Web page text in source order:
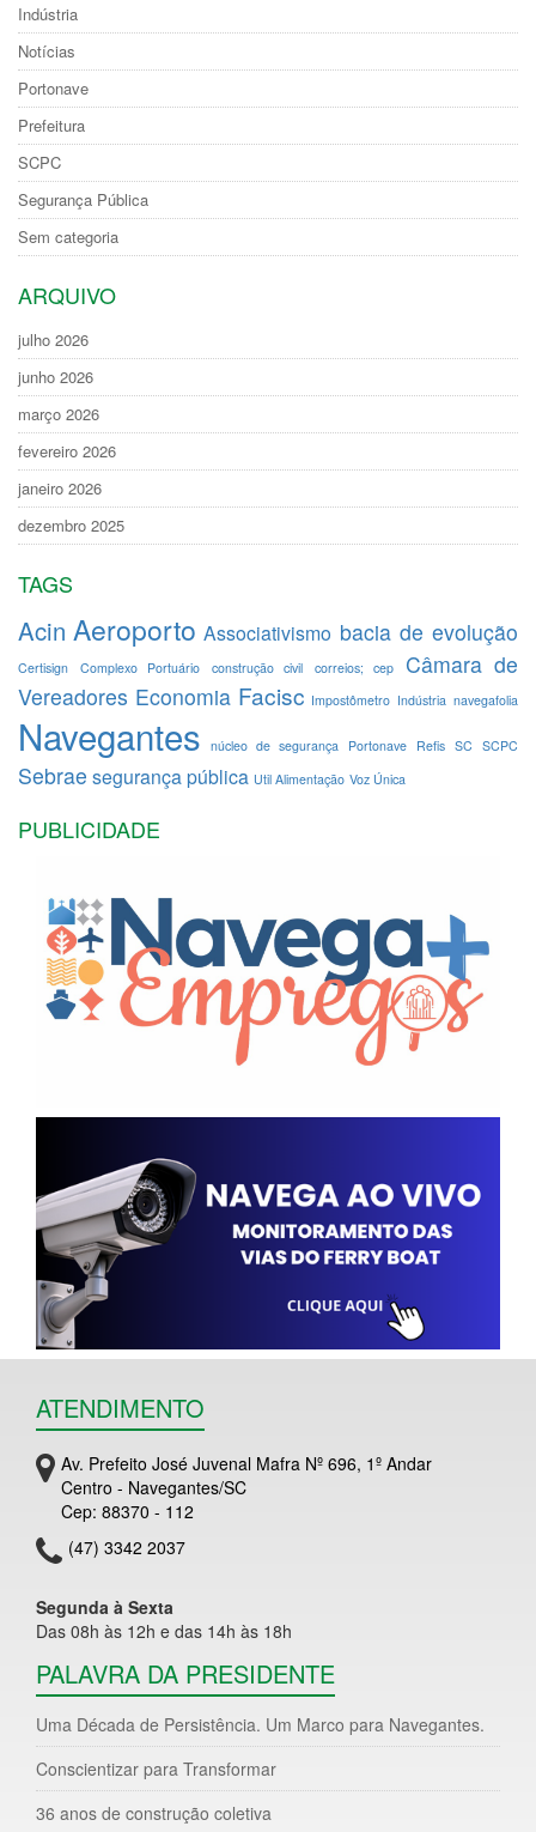
Indústria
Notícias
Portonave
Prefeitura
SCPC
Segurança Pública
Sem categoria
ARQUIVO
julho 2026
junho 2026
março 2026
fevereiro 2026
janeiro 2026
dezembro 2025
TAGS
Acin Aeroporto Associativismo bacia de evolução
Certisign Complexo Portuário construção civil correios; cep
Câmara de
Vereadores Economia Facisc Impostômetro Indústria navegafolia
Navegantes núcleo de segurança Portonave Refis SC SCPC
Sebrae segurança pública Util Alimentação Voz Única
PUBLICIDADE
ATENDIMENTO
Av. Prefeito José Juvenal Mafra Nº 696, 1º Andar
Centro - Navegantes/SC
Cep: 88370 - 112
(47) 3342 2037
Segunda à Sexta
Das 08h às 12h e das 14h às 18h
PALAVRA DA PRESIDENTE
Uma Década de Persistência. Um Marco para Navegantes.
Conscientizar para Transformar
36 anos de construção coletiva